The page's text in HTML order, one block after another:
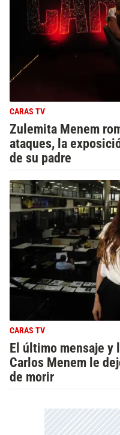
CARAS TV
Zulemita Menem
ataques, la
de su padre
CARAS TV
El último mensaje y
Carlos Menem le
de morir